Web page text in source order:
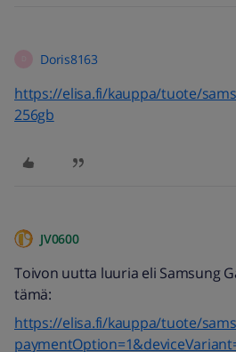
Doris8163
https://elisa.fi/kauppa/tuote/
256gb
JV0600
Toivon uutta luuria eli Samsung
tämä:
https://elisa.fi/kauppa/tuote/